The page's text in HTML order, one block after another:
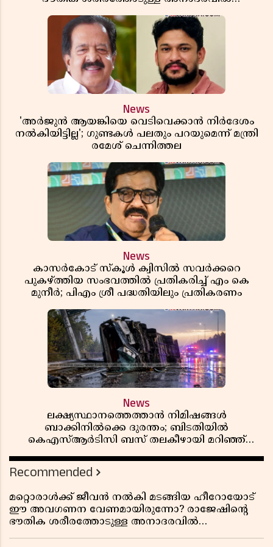
News
'അർജുൻ ആയങ്കിയെ വെടിവെക്കാൻ നിർദേശം
നൽകിയിട്ടില്ല'; ഗുണ്ടകൾ പലതും പറയുമെന്ന് മന്ത്രി
രമേശ് ചെന്നിത്തല
News
കാസർകോട് സ്കൂൾ ക്വിസിൽ സവർക്കറെ
പുകഴ്ത്തിയ സംഭവത്തിൽ പ്രതികരിച്ച് എം കെ
മുനീർ; പിഎം ശ്രീ പദ്ധതിയിലും പ്രതികരണം
News
ലക്ഷ്യസ്ഥാനത്തെത്താൻ നിമിഷങ്ങൾ
ബാക്കിനിൽക്കെ ദുരന്തം; ബിടതിയിൽ
കെഎസ്ആർടിസി ബസ് തലകീഴായി മറിഞ്ഞ്
Recommended
മറ്റൊരാൾക്ക് ജീവൻ നൽകി മടങ്ങിയ ഹീറോയോട്
ഈ അവഗണന വേണമായിരുന്നോ? രാജേഷിൻ്റെ
ഭൗതിക ശരീരത്തോടുള്ള അനാദരവിൽ